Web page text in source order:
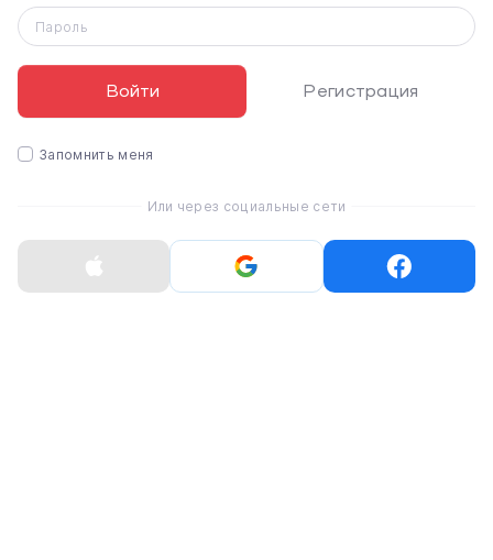
быструю проводную и беспроводную зарядку, имеет
длительное время автономной работы и высокий
уровень защиты от падений и царапин, обеспечивая
премиальный опыт использования.
Пароль
Войти Регистрация
Запомнить меня
Или через социальные сети